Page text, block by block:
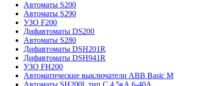
Автоматы S200
Автоматы S290
УЗО F200
Дифавтоматы DS200
Автоматы S280
Дифавтоматы DSH201R
Дифавтоматы DSH941R
УЗО FH200
Автоматические выключатели ABB Basic M
Автоматы SH200L тип С 4.5кА 6-40А